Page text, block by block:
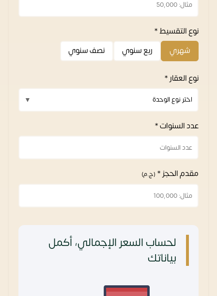
نوع التقسيط *
شهري
ربع سنوي نصف سنوي
نوع العقار *
عدد السنوات *
مقدم الحجز * (ج.م)
لحساب السعر الإجمالي، أكمل
بياناتك